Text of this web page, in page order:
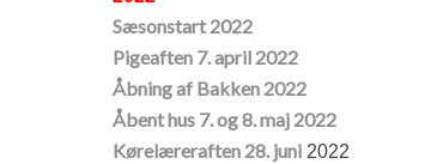
Sæsonstart 2022
​Pigeaften 7. april 2022
​Åbning af Bakken 2022
Åbent hus 7. og 8. maj 2022
Kørelæreraften 28. juni2022